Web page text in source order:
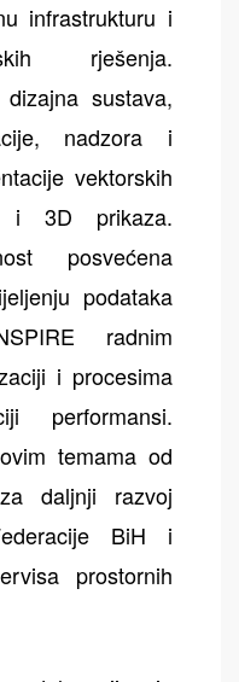
infrastrukturu i
rješenja.
sustava,
nadzora i
vektorskih
i 3D prikaza.
posvećena
podataka
radnim
i procesima
performansi.
temama od
daljnji razvoj
BiH i
prostornih